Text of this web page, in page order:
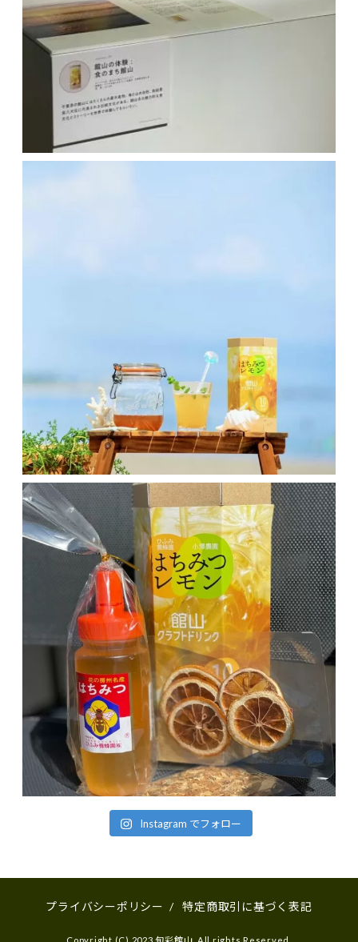
Instagram でフォロー
プライバシーポリシー / 特定商取引に基づく表記